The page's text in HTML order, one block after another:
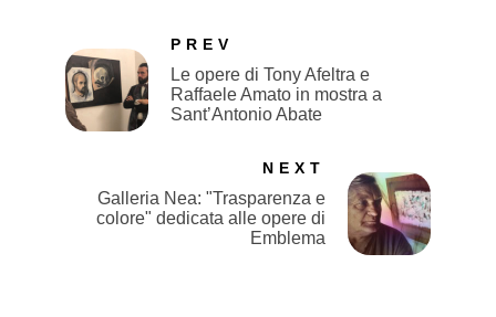
PREV
Le opere di Tony Afeltra e
Raffaele Amato in mostra a
Sant’Antonio Abate
NEXT
Galleria Nea: "Trasparenza e
colore" dedicata alle opere di
Emblema